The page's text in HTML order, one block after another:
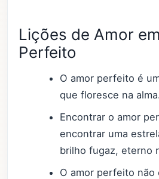
Lições de Amor
Perfeito
O amor perfeito é
que floresce na
Encontrar o amor
encontrar uma
brilho fugaz, eterno
O amor perfeito não